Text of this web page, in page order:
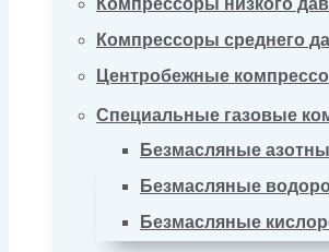
Компрессоры низкого
Компрессоры среднего
Центробежные
Специальные газовые
Безмасляные
Безмасляные
Безмасляные